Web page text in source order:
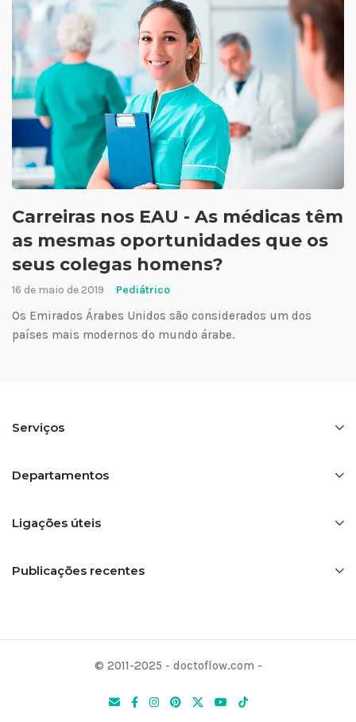
Carreiras nos EAU - As médicas têm
as mesmas oportunidades que os
seus colegas homens?
16 de maio de 2019 Pediátrico
Os Emirados Árabes Unidos são considerados um dos
países mais modernos do mundo árabe.
Serviços
Departamentos
Ligações úteis
Publicações recentes
© 2011-2025 - doctoflow.com -